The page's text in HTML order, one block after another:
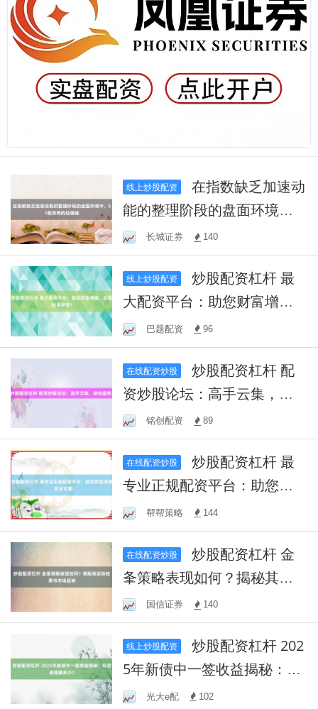
线上炒股配资
在指数缺乏加速动
能的整理阶段的盘面环境
中，51配资网的估值锚
长城证券 140
线上炒股配资
炒股配资杠杆 最
大配资平台：助您财富增
值，实现投资梦想！
巴题配资 96
在线配资炒股
炒股配资杠杆 配
资炒股论坛：高手云集，助
你盈利！
铭创配资 89
在线配资炒股
炒股配资杠杆 最
专业正规配资平台：助您财
富增值，安全可靠！
帮帮策略 144
在线配资炒股
炒股配资杠杆 金
夆策略表现如何？揭秘其实
际效果与市场反响
国信证券 140
线上炒股配资
炒股配资杠杆 202
5年新债中一签收益揭秘：投
资者能赚多少？
光大e配 102